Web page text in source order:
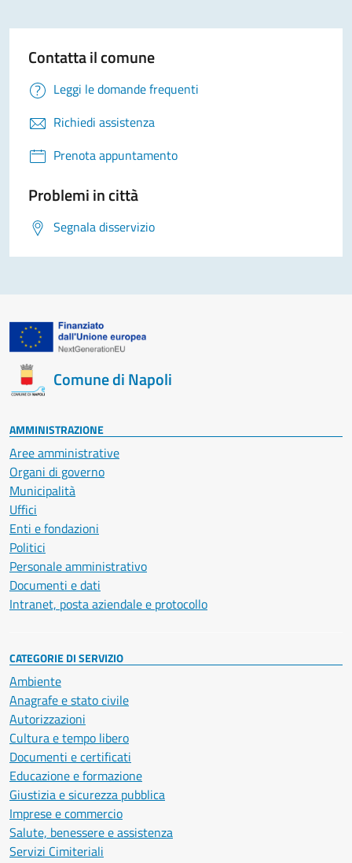
Contatta il comune
Leggi le domande frequenti
Richiedi assistenza
Prenota appuntamento
Problemi in città
Segnala disservizio
Comune di Napoli
AMMINISTRAZIONE
Aree amministrative
Organi di governo
Municipalità
Uffici
Enti e fondazioni
Politici
Personale amministrativo
Documenti e dati
Intranet, posta aziendale e protocollo
CATEGORIE DI SERVIZIO
Ambiente
Anagrafe e stato civile
Autorizzazioni
Cultura e tempo libero
Documenti e certificati
Educazione e formazione
Giustizia e sicurezza pubblica
Imprese e commercio
Salute, benessere e assistenza
Servizi Cimiteriali